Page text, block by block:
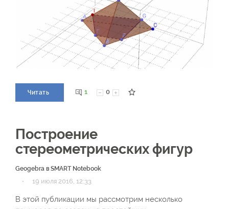
Читать 1 0
Построение
стереометрических фигур
Geogebra в SMART Notebook
· 19 июля 2016, 12:33
В этой публикации мы рассмотрим несколько